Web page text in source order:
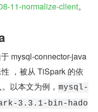
11-normalize-client。
mysql-connector-java
，被从 TiSpark 的依
以本文为例， mysql-
3.3.1-bin-hado